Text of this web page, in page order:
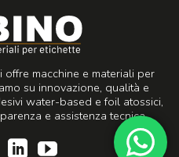
macchine e materiali per
su innovazione, qualità e
water-based e foil atossici,
e assistenza tecnica.